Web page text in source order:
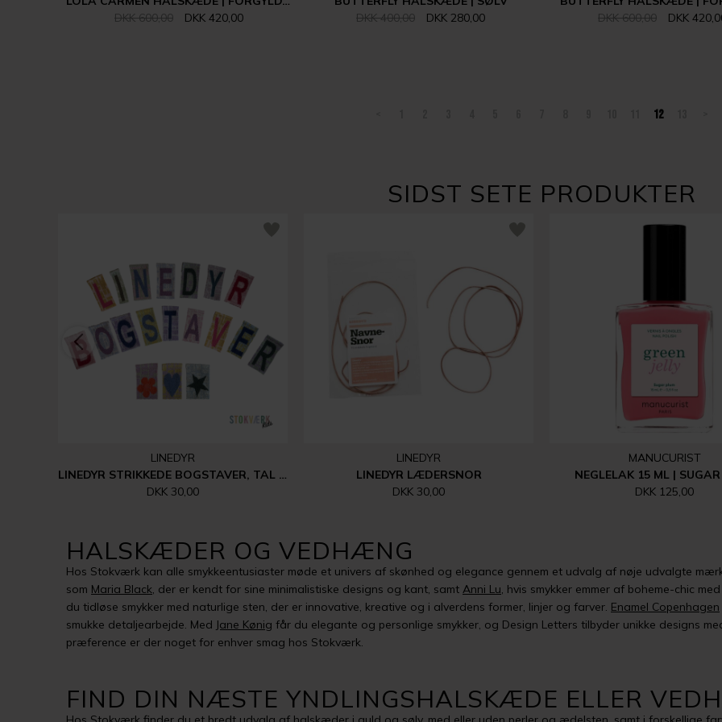
DKK 600,00
DKK 420,00
DKK 400,00
DKK 280,00
DKK 600,00
DKK
12
SIDST SETE PRODUKTER
LINEDYR
LINEDYR STRIKKEDE BOGSTAVER, TAL MM.
DKK 30,00
LINEDYR
LINEDYR LÆDERSNOR
DKK 30,00
MANUCURIST
NEGLELAK 15 ML |
DKK 125,00
HALSKÆDER OG VEDHÆNG
Hos Stokværk kan alle smykkeentusiaster møde et univers af skønhed og elegance gennem et udvalg af nøje udvalgte
som Maria Black, der er kendt for sine minimalistiske designs og kant, samt Anni Lu, hvis smykker emmer af boheme-chic
du tidløse smykker med naturlige sten, der er innovative, kreative og i alverdens former, linjer og farver. Enamel Copenhagen
smukke detaljearbejde. Med Jane Kønig får du elegante og personlige smykker, og Design Letters tilbyder unikke designs
præference er der noget for enhver smag hos Stokværk.
FIND DIN NÆSTE YNDLINGSHALSKÆDE ELLER